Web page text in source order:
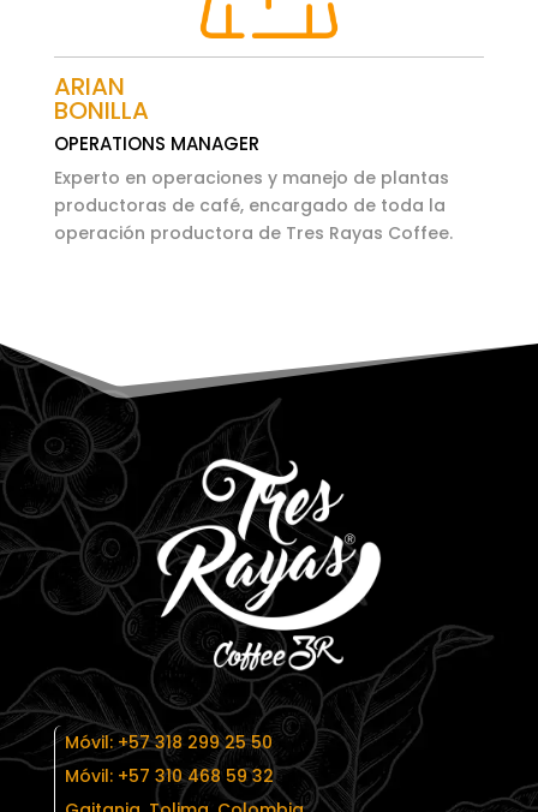
ARIAN
BONILLA
OPERATIONS MANAGER
Experto en operaciones y manejo de plantas
productoras de café, encargado de toda la
operación productora de Tres Rayas Coffee.
Móvil:+57 318 299 25 50
Móvil: +57 310 468 59 32